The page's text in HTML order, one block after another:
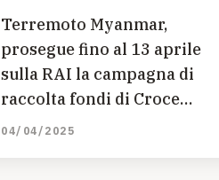
Terremoto Myanmar,
prosegue fino al 13 aprile
sulla RAI la campagna di
raccolta fondi di Croce
Rossa Italiana, UNICEF e
04/04/2025